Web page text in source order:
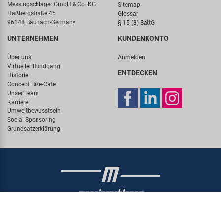
Messingschlager GmbH & Co. KG
Haßbergstraße 45
96148 Baunach-Germany
Sitemap
Glossar
§ 15 (3) BattG
UNTERNEHMEN
Über uns
Virtueller Rundgang
Historie
Concept Bike-Cafe
Unser Team
Karriere
Umweltbewusstsein
Social Sponsoring
Grundsatzerklärung
KUNDENKONTO
Anmelden
ENTDECKEN